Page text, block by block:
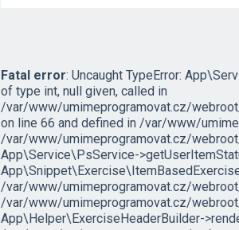
Fatal error: Uncaught TypeError:
of type int, null given, called in
/var/www/umimeprogramovat.cz/
on line 66 and defined in /var/www/
/var/www/umimeprogramovat.cz/
App\Service\PsService-
/var/www/umimeprogramovat.cz/
/var/www/umimeprogramovat.cz/
App\Helper\ExerciseHeaderBuilder-